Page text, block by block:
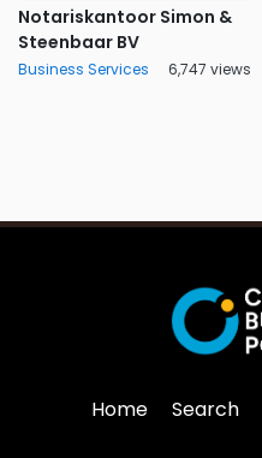
Notariskantoor Simon &
Steenbaar BV
Business Services 6,747 views
Home Search